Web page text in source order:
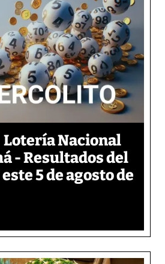
Lotería Nacional
- Resultados del
5 de agosto de